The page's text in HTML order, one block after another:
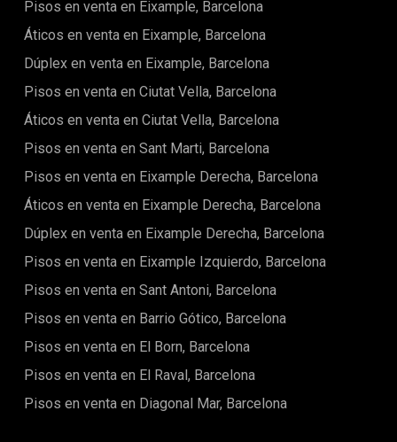
ofrece privacidad y confort, con una habitación doble que se
abre a un patio interior, seguida de la impresionante suite
también cuenta con acceso al balcón y comparte un
gama. Con características adicionales como armarios
empotrados, suelos de parquet, calefacción central y aire
esta propiedad ofrece lo último en comodidad y tecnología.
apartamento en Eixample Derecha. ¡Contáctanos hoy
mismo para programar una visita y descubrir tu nuevo
Pisos en venta en Eixample, Barcelona
Áticos en venta en Eixample, Barcelona
Dúplex en venta en Eixample, Barcelona
Pisos en venta en Ciutat Vella, Barcelona
Áticos en venta en Ciutat Vella, Barcelona
Pisos en venta en Sant Marti, Barcelona
Pisos en venta en Eixample Derecha, Barcelona
Áticos en venta en Eixample Derecha, Barcelona
Dúplex en venta en Eixample Derecha, Barcelona
Pisos en venta en Eixample Izquierdo, Barcelona
Pisos en venta en Sant Antoni, Barcelona
Pisos en venta en Barrio Gótico, Barcelona
Pisos en venta en El Born, Barcelona
Pisos en venta en El Raval, Barcelona
Pisos en venta en Diagonal Mar, Barcelona